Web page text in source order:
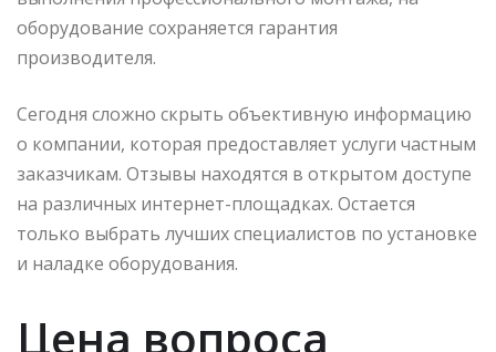
оборудование сохраняется гарантия
производителя.
Сегодня сложно скрыть объективную информацию
о компании, которая предоставляет услуги частным
заказчикам. Отзывы находятся в открытом доступе
на различных интернет-площадках. Остается
только выбрать лучших специалистов по установке
и наладке оборудования.
Цена вопроса